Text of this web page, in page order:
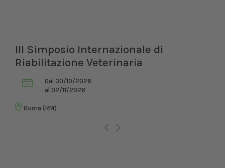
III Simposio Internazionale di
Riabilitazione Veterinaria
Dal 30/10/2026
al 02/11/2026
Roma (RM)